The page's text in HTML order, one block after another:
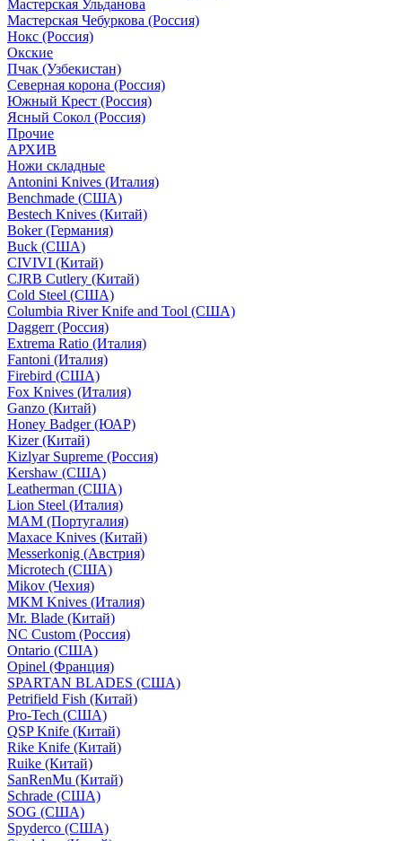
Мастерская Ульданова
Мастерская Чебуркова (Россия)
Нокс (Россия)
Окские
Пчак (Узбекистан)
Северная корона (Россия)
Южный Крест (Россия)
Ясный Сокол (Россия)
Прочие
АРХИВ
Ножи складные
Antonini Knives (Италия)
Benchmade (США)
Bestech Knives (Китай)
Boker (Германия)
Buck (США)
CIVIVI (Китай)
CJRB Cutlery (Китай)
Cold Steel (США)
Columbia River Knife and Tool (США)
Daggerr (Россия)
Extrema Ratio (Италия)
Fantoni (Италия)
Firebird (США)
Fox Knives (Италия)
Ganzo (Китай)
Honey Badger (ЮАР)
Kizer (Китай)
Kizlyar Supreme (Россия)
Kershaw (США)
Leatherman (США)
Lion Steel (Италия)
MAM (Португалия)
Maxace Knives (Китай)
Messerkonig (Австрия)
Microtech (США)
Mikov (Чехия)
MKM Knives (Италия)
Mr. Blade (Китай)
NC Custom (Россия)
Ontario (США)
Opinel (Франция)
SPARTAN BLADES (США)
Petrifield Fish (Китай)
Pro-Tech (США)
QSP Knife (Китай)
Rike Knife (Китай)
Ruike (Китай)
SanRenMu (Китай)
Schrade (США)
SOG (США)
Spyderco (США)